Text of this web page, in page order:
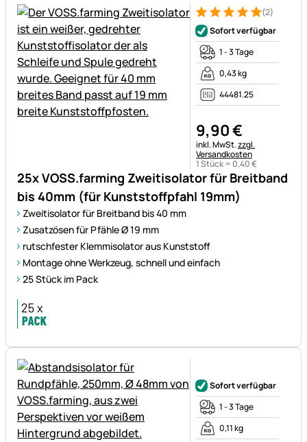
25x VOSS.farming Zweitisolator für Breitband
bis 40mm (für Kunststoffpfahl 19mm)
Zweitisolator für Breitband bis 40 mm
Zusatzösen für Pfähle Ø 19 mm
rutschfester Klemmisolator aus Kunststoff
Montage ohne Werkzeug, schnell und einfach
25 Stück im Pack
Bewertung: 5 von 5 (2
2 Bewertungen
(2)
Sofort verfügbar
1 - 3 Tage
0,43 kg
44481.25
9,90€
Steuerhinweis:
inkl. MwSt.zzgl.
Versandkosten
1 Stück = 0,40€
Sofort verfügbar
1 - 3 Tage
0,11 kg